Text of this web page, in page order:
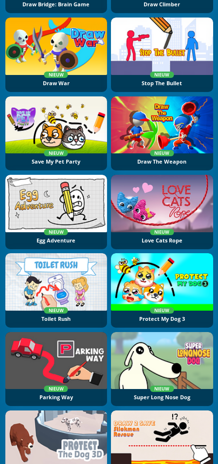
Draw Bridge: Brain Game Draw Climber
NIEUW
Draw War
NIEUW
Stop The Bullet
NIEUW
Save My Pet Party
NIEUW
Draw The Weapon
NIEUW
Egg Adventure
NIEUW
Love Cats Rope
NIEUW
Toilet Rush
NIEUW
Protect My Dog 3
NIEUW
Parking Way
NIEUW
Super Long Nose Dog